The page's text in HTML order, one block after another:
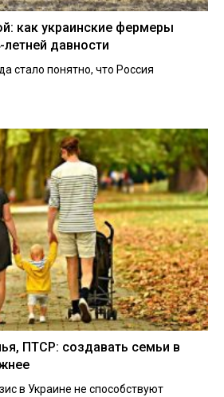
как украинские фермеры
давности
стало понятно, что Россия
ПТСР: создавать семьи в
в Украине не способствуют